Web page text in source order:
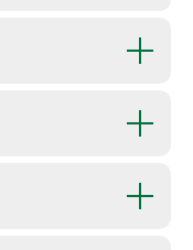
не думать о деньгах»